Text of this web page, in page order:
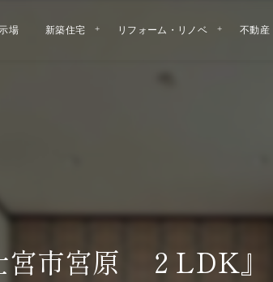
場 新築住宅 リフォーム・リノベ 不動産
宮市宮原 ２LDK』